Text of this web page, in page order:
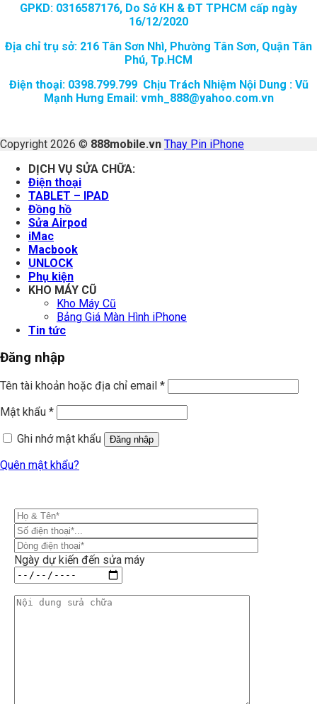
GPKD: 0316587176, Do Sở KH & ĐT TPHCM cấp ngày
16/12/2020
Địa chỉ trụ sở: 216 Tân Sơn Nhì, Phường Tân Sơn, Quận Tân
Phú, Tp.HCM
Điện thoại: 0398.799.799 Chịu Trách Nhiệm Nội Dung : Vũ
Mạnh Hưng Email: vmh_888@yahoo.com.vn
Copyright 2026 © 888mobile.vn Thay Pin iPhone
DỊCH VỤ SỬA CHỮA:
Điện thoại
TABLET – IPAD
Đồng hồ
Sửa Airpod
iMac
Macbook
UNLOCK
Phụ kiện
KHO MÁY CŨ
Kho Máy Cũ
Bảng Giá Màn Hình iPhone
Tin tức
Đăng nhập
Tên tài khoản hoặc địa chỉ email *
Mật khẩu *
Ghi nhớ mật khẩu
Đăng nhập
Quên mật khẩu?
Ngày dự kiến đến sửa máy